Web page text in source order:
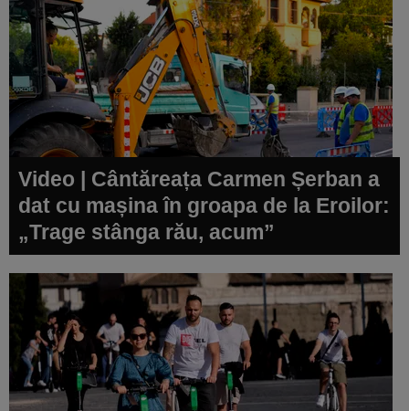
Video | Cântăreața Carmen Șerban a
dat cu mașina în groapa de la Eroilor:
„Trage stânga rău, acum”